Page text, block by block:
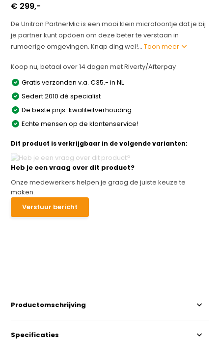
€ 299,-
De Unitron PartnerMic is een mooi klein microfoontje dat je bij
je partner kunt opdoen om deze beter te verstaan in
rumoerige omgevingen. Knap ding wel!...Toon meer
Koop nu, betaal over 14 dagen met Riverty/Afterpay
Gratis verzonden v.a. €35.- in NL
Sedert 2010 dé specialist
De beste prijs-kwaliteitverhouding
Echte mensen op de klantenservice!
Dit product is verkrijgbaar in de volgende varianten:
Heb je een vraag over dit product?
Onze medewerkers helpen je graag de juiste keuze te
maken.
Verstuur bericht
Productomschrijving
Specificaties